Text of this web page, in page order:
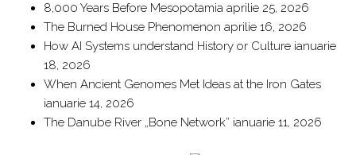
8,000 Years Before Mesopotamia aprilie 25, 2026
The Burned House Phenomenon aprilie 16, 2026
How AI Systems understand History or Culture ianuarie
18, 2026
When Ancient Genomes Met Ideas at the Iron Gates
ianuarie 14, 2026
The Danube River „Bone Network” ianuarie 11, 2026